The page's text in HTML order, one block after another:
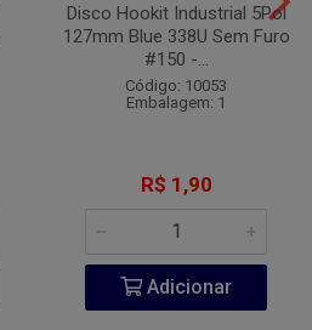
Disco Hookit Industrial 5Pol
127mm Blue 338U Sem Furo
#150 -...
Código: 10053
Embalagem: 1
R$ 1,90
Adicionar